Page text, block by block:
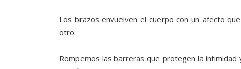
Los brazos envuelven el cuerpo con un afecto
otro.
Rompemos las barreras que protegen la